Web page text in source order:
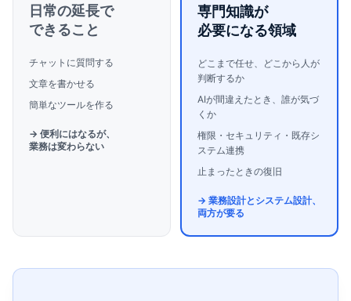
日常の延長で
できること
チャットに質問する
文章を書かせる
簡単なツールを作る
→ 便利にはなるが、
業務は変わらない
専門知識が
必要になる領域
どこまで任せ、どこから人が
判断するか
AIが間違えたとき、誰が気づ
くか
権限・セキュリティ・既存シ
ステム連携
止まったときの復旧
→ 業務設計とシステム設計、
両方が要る